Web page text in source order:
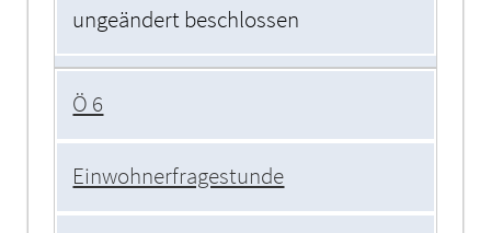
ungeändert beschlossen
Ö 6
Einwohnerfragestunde